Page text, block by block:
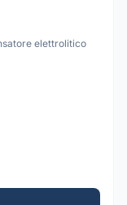
elettrolitico